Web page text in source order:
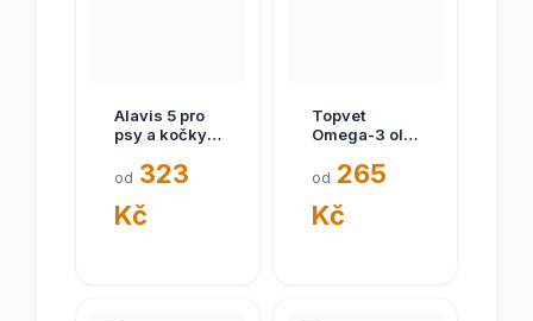
Alavis 5 pro
psy a kočky
od 323
Kč
Topvet
Omega-3 olej
200ml
od 265
Kč